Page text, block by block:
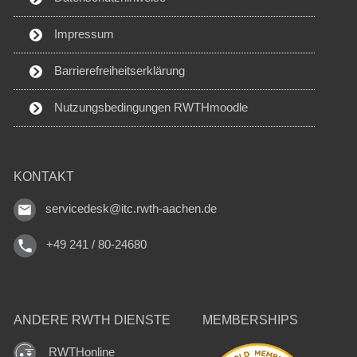
Impressum
Barrierefreiheitserklärung
Nutzungsbedingungen RWTHmoodle
KONTAKT
servicedesk@itc.rwth-aachen.de
+49 241 / 80-24680
ANDERE RWTH DIENSTE
RWTHonline
MEMBERSHIPS